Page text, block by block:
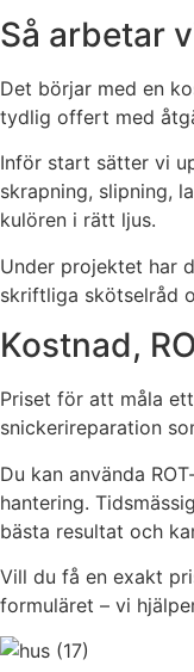
Så arbetar
Det börjar med en
tydlig offert med
Inför start sätter vi
skrapning, slipning,
kulören i rätt ljus.
Under projektet har
skriftliga skötselråd
Kostnad,
Priset för att måla
snickerireparation
Du kan använda
hantering.
bästa resultat och
Vill du få en exakt
formuläret – vi